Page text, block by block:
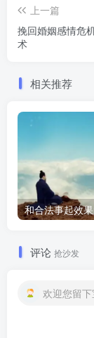
上一篇
挽回婚姻感情危
术
相关推荐
评论 抢沙发
欢迎您留下